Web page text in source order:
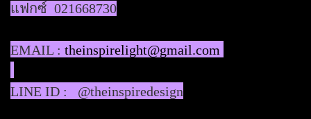
แฟกซ์ 021668730
EMAIL : theinspirelight@gmail.com
LINE ID : @theinspiredesign